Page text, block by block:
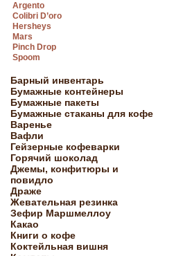
Argento
Colibri D’oro
Hersheys
Mars
Pinch Drop
Spoom
Барный инвентарь
Бумажные контейнеры
Бумажные пакеты
Бумажные стаканы для кофе
Варенье
Вафли
Гейзерные кофеварки
Горячий шоколад
Джемы, конфитюры и
повидло
Драже
Жевательная резинка
Зефир Маршмеллоу
Какао
Книги о кофе
Коктейльная вишня